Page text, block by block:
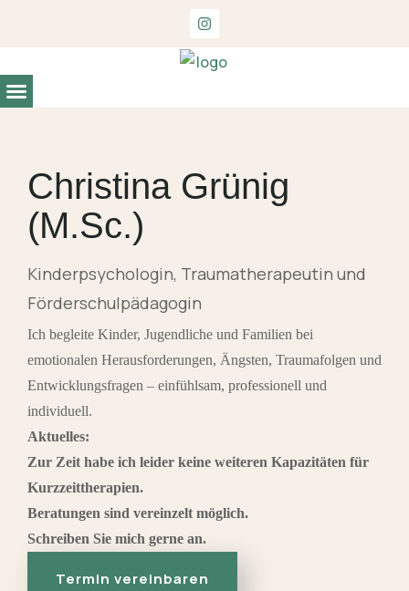
Christina Grünig
(M.Sc.)
Kinderpsychologin, Traumatherapeutin und
Förderschulpädagogin
Ich begleite Kinder, Jugendliche und Familien bei
emotionalen Herausforderungen, Ängsten, Traumafolgen und
Entwicklungsfragen – einfühlsam, professionell und
individuell.
Aktuelles:
Zur Zeit habe ich leider keine weiteren Kapazitäten für
Kurzzeittherapien.
Beratungen sind vereinzelt möglich.
Schreiben Sie mich gerne an.
Termin vereinbaren